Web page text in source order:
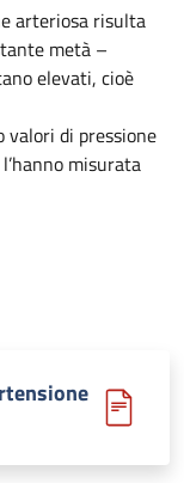
arteriosa risulta
metà –
elevati, cioè
valori di pressione
misurata